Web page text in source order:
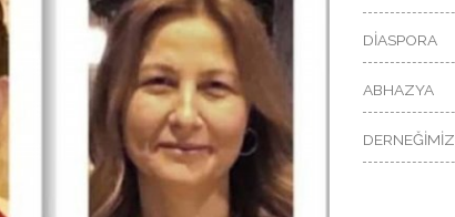
DİASPORA
ABHAZYA
DERNEĞİMİZ